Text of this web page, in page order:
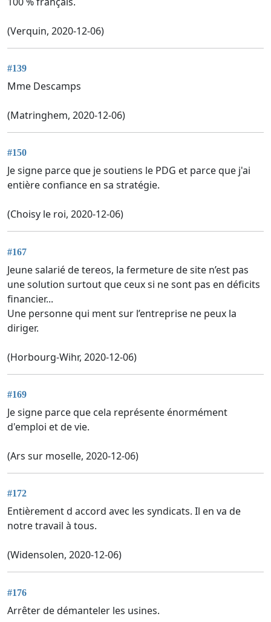
(Verquin, 2020-12-06)
#139
Mme Descamps
(Matringhem, 2020-12-06)
#150
Je signe parce que je soutiens le PDG et parce que j'ai
entière confiance en sa stratégie.
(Choisy le roi, 2020-12-06)
#167
Jeune salarié de tereos, la fermeture de site n’est pas
une solution surtout que ceux si ne sont pas en déficits
financier...
Une personne qui ment sur l’entreprise ne peux la
diriger.
(Horbourg-Wihr, 2020-12-06)
#169
Je signe parce que cela représente énormément
d'emploi et de vie.
(Ars sur moselle, 2020-12-06)
#172
Entièrement d accord avec les syndicats. Il en va de
notre travail à tous.
(Widensolen, 2020-12-06)
#176
Arrêter de démanteler les usines.